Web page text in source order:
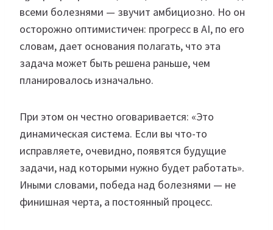
всеми болезнями — звучит амбициозно. Но он
осторожно оптимистичен: прогресс в AI, по его
словам, дает основания полагать, что эта
задача может быть решена раньше, чем
планировалось изначально.
При этом он честно оговаривается: «Это
динамическая система. Если вы что-то
исправляете, очевидно, появятся будущие
задачи, над которыми нужно будет работать».
Иными словами, победа над болезнями — не
финишная черта, а постоянный процесс.